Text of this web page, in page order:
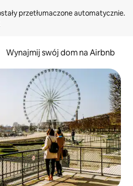
Wynajmij swój dom na Airbnb